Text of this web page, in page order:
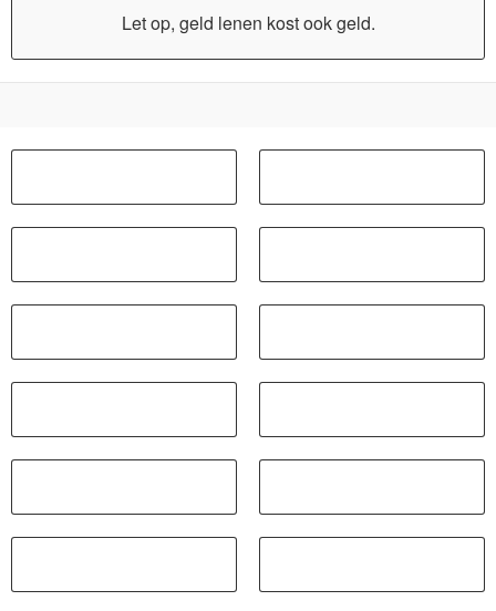
Let op, geld lenen kost ook geld.